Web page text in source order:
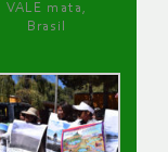
VALE mata,
Brasil